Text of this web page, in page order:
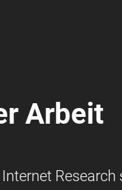
Arbeit